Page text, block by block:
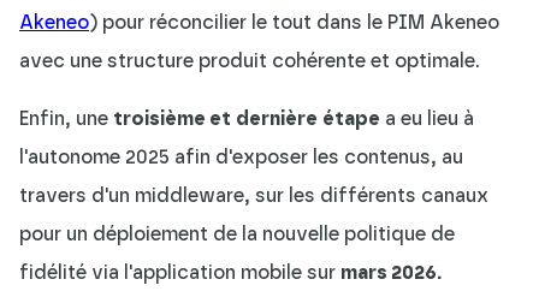
Akeneo) pour réconcilier le tout dans le PIM Akeneo
avec une structure produit cohérente et optimale.
Enfin, une troisième et dernière étape a eu lieu à
l'autonome 2025 afin d'exposer les contenus, au
travers d'un middleware, sur les différents canaux
pour un déploiement de la nouvelle politique de
fidélité via l'application mobile sur mars 2026.